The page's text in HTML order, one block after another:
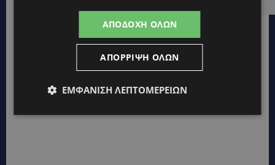
ΑΠΟΔΟΧΉ ΌΛΩΝ
ΑΠΌΡΡΙΨΗ ΌΛΩΝ
ΕΜΦΆΝΙΣΗ ΛΕΠΤΟΜΕΡΕΙΏΝ